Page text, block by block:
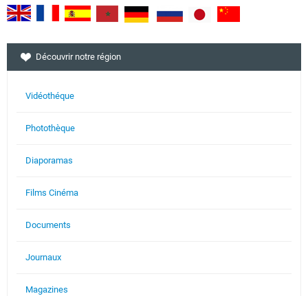
Découvrir notre région
Vidéothéque
Photothèque
Diaporamas
Films Cinéma
Documents
Journaux
Magazines